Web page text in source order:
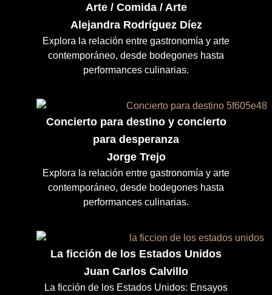
Arte / Comida / Arte
Alejandra Rodríguez Díez
Explora la relación entre gastronomía y arte
contemporáneo, desde bodegones hasta
performances culinarias.
Concierto para destino y concierto
para desperanza
Jorge Trejo
Explora la relación entre gastronomía y arte
contemporáneo, desde bodegones hasta
performances culinarias.
La ficción de los Estados Unidos
Juan Carlos Calvillo
La ficción de los Estados Unidos: Ensayos